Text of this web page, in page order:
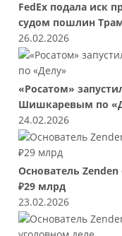
FedEx подала иск
судом пошлин
26.02.2026
«Росатом»
Шишкаревым по
24.02.2026
Основатель
₽29 млрд
23.02.2026